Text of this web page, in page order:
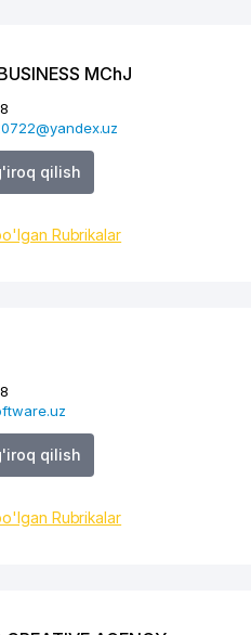
MChJ
qilish
Rubrikalar
qilish
Rubrikalar